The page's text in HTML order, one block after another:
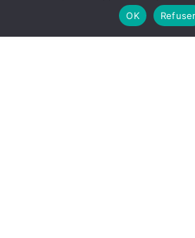
27°
OK
Refuser